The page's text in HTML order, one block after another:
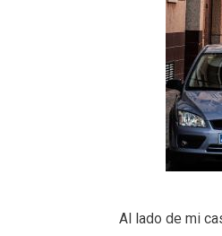
Al lado de mi